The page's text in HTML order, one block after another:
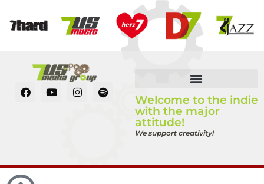
Welcome to the indie
with the major
attitude!
We support creativity!